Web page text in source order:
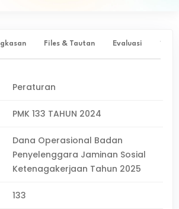
Files & Tautan Evaluasi ✨
Peraturan
PMK 133 TAHUN 2024
Dana Operasional Badan
Penyelenggara Jaminan Sosial
Ketenagakerjaan Tahun 2025
133